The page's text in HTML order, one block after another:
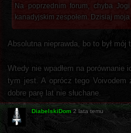
Na poprzednim forum, chyba
kanadyjskim zespołem. Dzisiaj
Absolutna nieprawda, bo to był mój
Wtedy nie wpadłem na
tym jest. A oprócz tego Voivodem
dobre parę lat nie słuchane.
DiabelskiDom 2 lata temu